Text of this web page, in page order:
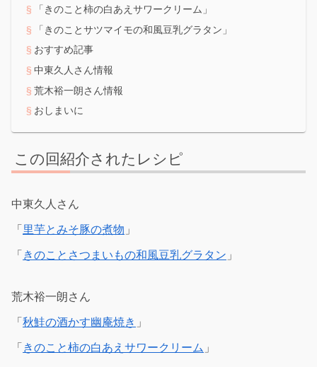
「きのこと柿の白あえサワークリーム」
「きのことサツマイモの和風豆乳グラタン」
おすすめ記事
中東久人さん情報
荒木裕一朗さん情報
おしまいに
この回紹介されたレシピ
中東久人さん
「 里芋とみそ豚の煮物 」
「 きのことさつまいもの和風豆乳グラタン 」
荒木裕一朗さん
「 秋鮭の酒かす幽庵焼き 」
「 きのこと柿の白あえサワークリーム 」